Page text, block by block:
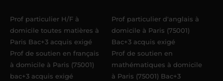
Prof particulier H/F à
domicile toutes matières à
Paris Bac+3 acquis exigé
Prof de soutien en français
à domicile à Paris (75001)
bac+3 acquis exigé
Prof particulier d'anglais à
domicile à Paris (75001)
Bac+3 acquis exigé
Prof de soutien en
mathématiques à domicile
à Paris (75001) Bac+3